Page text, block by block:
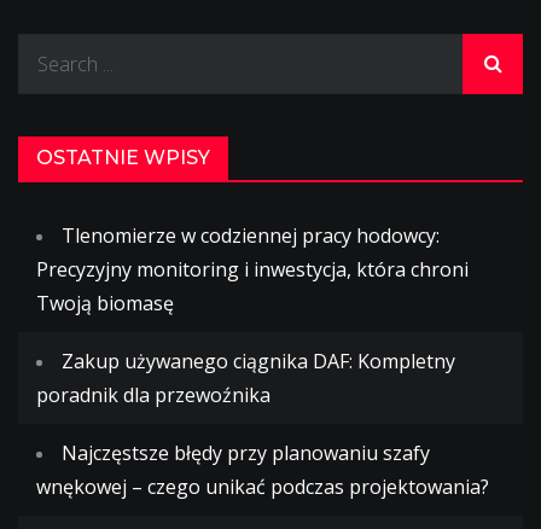
Search
OSTATNIE WPISY
Tlenomierze w codziennej pracy hodowcy:
Precyzyjny monitoring i inwestycja, która chroni
Twoją biomasę
Zakup używanego ciągnika DAF: Kompletny
poradnik dla przewoźnika
Najczęstsze błędy przy planowaniu szafy
wnękowej – czego unikać podczas projektowania?